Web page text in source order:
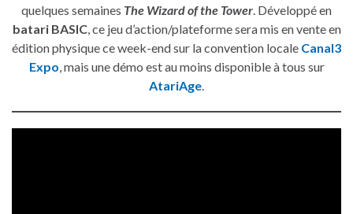
quelques semaines The Wizard of the Tower. Développé en
batari BASIC, ce jeu d’action/plateforme sera mis en vente en
édition physique ce week-end sur la convention locale Canal3
Expo, mais une démo est au moins disponible à tous sur
AtariAge.